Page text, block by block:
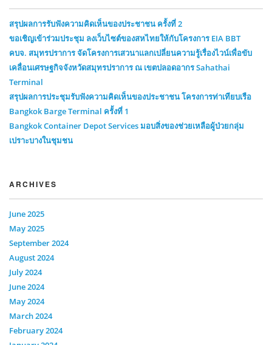
สรุปผลการรับฟังความคิดเห็นของประชาชน ครั้งที่ 2
ขอเชิญเข้าร่วมประชุม ลงเว็บไซต์ของสหไทยให้กับโครงการ EIA BBT
คบจ. สมุทรปราการ จัดโครงการเสวนาแลกเปลี่ยนความรู้เรื่องไวน์เพื่อขับ
เคลื่อนเศรษฐกิจจังหวัดสมุทรปราการ ณ เขตปลอดอากร Sahathai
Terminal
สรุปผลการประชุมรับฟังความคิดเห็นของประชาชน โครงการท่าเทียบเรือ
Bangkok Barge Terminal ครั้งที่ 1
Bangkok Container Depot Services มอบสิ่งของช่วยเหลือผู้ป่วยกลุ่ม
เปราะบางในชุมชน
ARCHIVES
June 2025
May 2025
September 2024
August 2024
July 2024
June 2024
May 2024
March 2024
February 2024